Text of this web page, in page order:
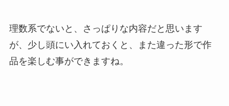
理数系でないと、さっぱりな内容だと思います
が、少し頭にい入れておくと、また違った形で作
品を楽しむ事ができますね。